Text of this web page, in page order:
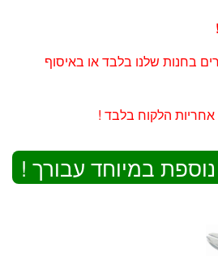
בחנות שלנו בלבד או באיסוף
הלקוח בלבד !
במיוחד עבורך !